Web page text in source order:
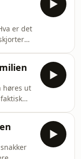
en
I
fra
er det
for
høres ut
og
små